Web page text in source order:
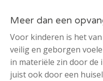
Meer dan een
Voor kinderen is het
veilig en geborgen
in materiële zin door de
juist ook door een